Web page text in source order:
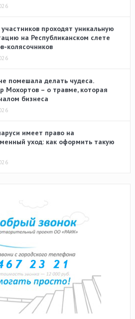
проходят уникальную
на Республиканском слете
колясочников
помешала делать чудеса.
Мохортов – о травме, которая
бизнеса
имеет право на
уход: как оформить такую